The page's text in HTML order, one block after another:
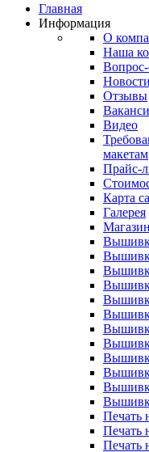
Главная
Информация
О
Наша
Вопрос-
Новости
Отзывы
Видео
макетам
Прайс-
Карта
Галерея
Магазин
Печать
Печать
Печать